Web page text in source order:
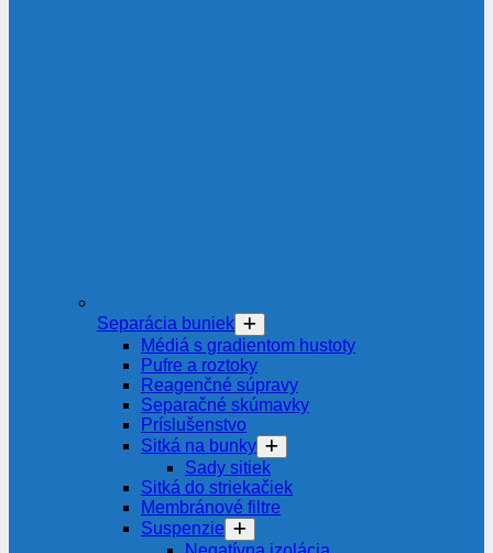
Separácia buniek
Médiá s gradientom hustoty
Pufre a roztoky
Reagenčné súpravy
Separačné skúmavky
Príslušenstvo
Sitká na bunky
Sady sitiek
Sitká do striekačiek
Membránové filtre
Suspenzie